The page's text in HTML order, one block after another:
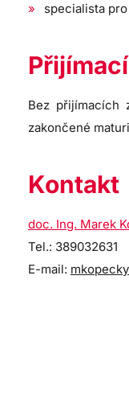
specialista
Bez přijímacích
zakončené
Kontakt
doc. Ing. Marek
Tel.: 389032631
E-mail: